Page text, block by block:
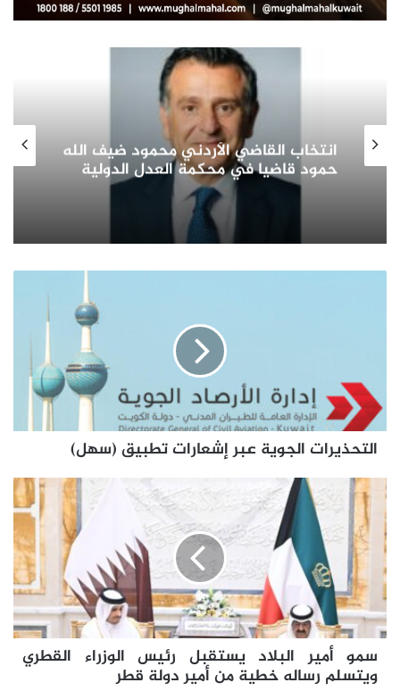
صاحب السمو الأمير الشيخ مشعل الأحمد
الجابر الصباح يشيد بدور المرأة الكويتية
في التنمية الشاملة ويؤكد: شريك
أساسي في بناء الوطن وتمثيله دوليا
التحذيرات
التحذيرات الجوية عبر إشعارات تطبيق (سهل)
سمو
أمير
البلاد
يستقبل
رئيس
الوزراء
القطري
ويتسلم
رساله
خطية
من
سمو أمير البلاد يستقبل رئيس الوزراء القطري
ويتسلم رساله خطية من أمير دولة قطر